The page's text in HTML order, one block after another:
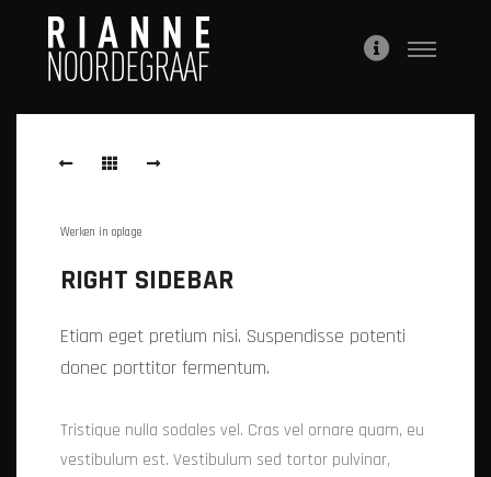
Werken in oplage
RIGHT SIDEBAR
Etiam eget pretium nisi. Suspendisse potenti
donec porttitor fermentum.
Tristique nulla sodales vel. Cras vel ornare quam, eu
vestibulum est. Vestibulum sed tortor pulvinar,